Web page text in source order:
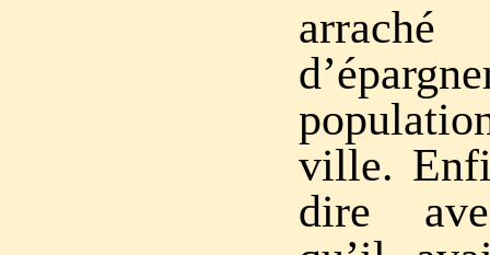
arraché
ville.
dire